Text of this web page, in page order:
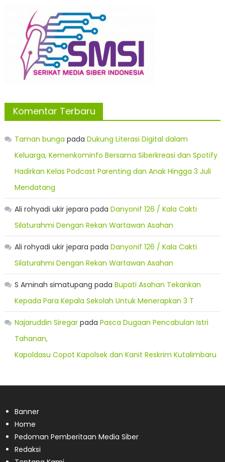
Komentar Terbaru
Taman bunga pada Dukung Literasi Digital dalam
Keluarga, Kemenkominfo Bersama Siberkreasi dan Spotify
Hadirkan Kelas Podcast Parenting dan Anak Hingga 3 Juli
Mendatang
Ali rohyadi ukir jepara pada Danyonif 126 / Kala Cakti
Silaturahmi Dengan Rekan Wartawan Asahan
Ali rohyadi ukir jepara pada Danyonif 126 / Kala Cakti
Silaturahmi Dengan Rekan Wartawan Asahan
S Aminah simatupang pada Bupati Asahan Tekankan
Kepada Para Kepala Sekolah Untuk Menerapkan 3 T
Najaruddin Siregarpada Pasca Dugaan Pencabulan Istri
Tahanan,
Kapoldasu Copot Kapolsek dan Kanit Reskrim Kutalimbaru
Banner
Home
Pedoman Pemberitaan Media Siber
Redaksi